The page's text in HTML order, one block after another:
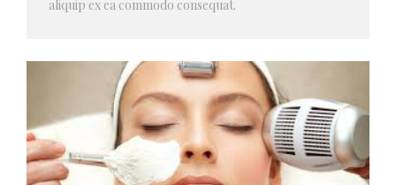
aliquip ex ea commodo consequat.